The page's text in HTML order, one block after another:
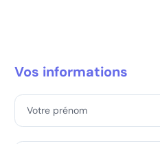
Vos informations
Votre prénom